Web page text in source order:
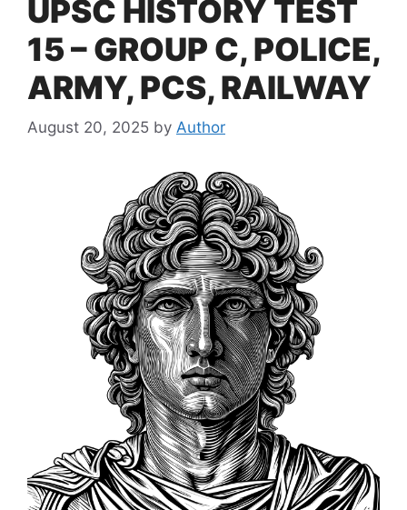
UPSC HISTORY TEST
15 – GROUP C, POLICE,
ARMY, PCS, RAILWAY
August 20, 2025 by Author